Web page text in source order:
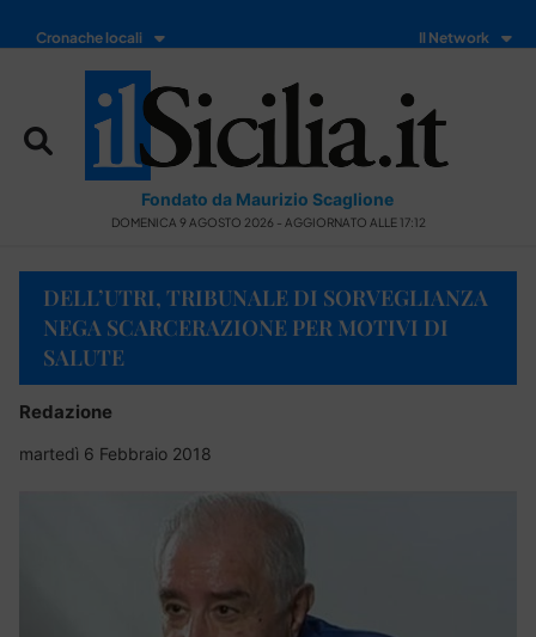
Cronache locali Il Network
Fondato da Maurizio Scaglione
DOMENICA 9 AGOSTO 2026 - AGGIORNATO ALLE 17:12
DELL’UTRI, TRIBUNALE DI SORVEGLIANZA
NEGA SCARCERAZIONE PER MOTIVI DI
SALUTE
Redazione
martedì 6 Febbraio 2018